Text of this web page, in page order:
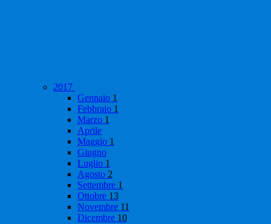
2017
Gennaio 1
Febbraio 1
Marzo 1
Aprile
Maggio 1
Giugno
Luglio 1
Agosto 2
Settembre 1
Ottobre 13
Novembre 11
Dicembre 10